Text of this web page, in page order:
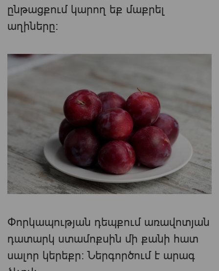
ընթացքում կարող եք մաքրել
աղիները։
Փորկապության դեպքում առավոտյան
դատարկ ստամոքսին մի քանի հատ
սալոր կերեքր։ Ներգործում է արագ